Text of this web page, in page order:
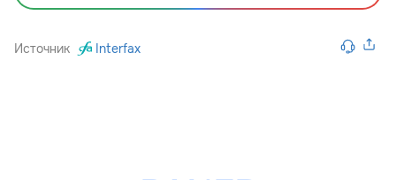
Источник Interfax